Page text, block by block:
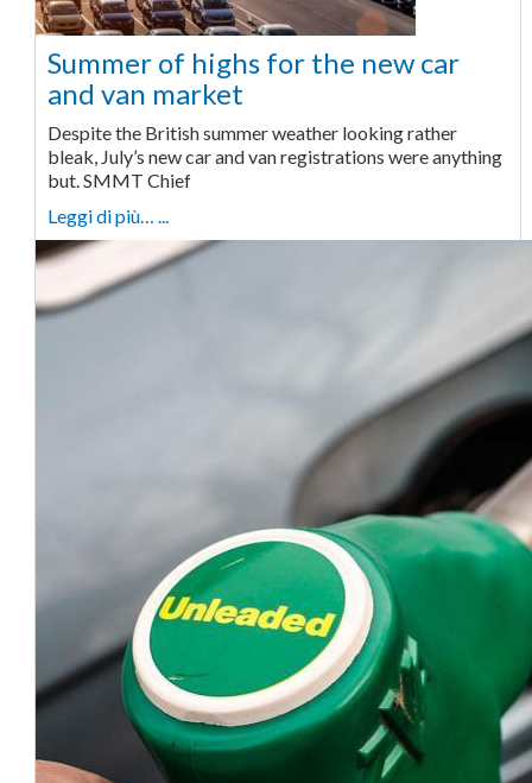
Summer of highs for the new car
and van market
Despite the British summer weather looking rather
bleak, July’s new car and van registrations were anything
but. SMMT Chief
Leggi di più… ...